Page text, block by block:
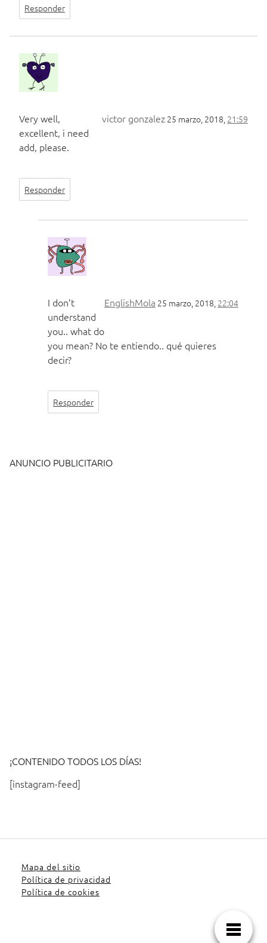
Responder
victor gonzalez 25 marzo, 2018, 21:59
Very well,
excellent, i need
add, please.
Responder
EnglishMola 25 marzo, 2018, 22:04
I don’t
understand
you.. what do
you mean? No te entiendo.. qué quieres
decir?
Responder
ANUNCIO PUBLICITARIO
¡CONTENIDO TODOS LOS DÍAS!
[instagram-feed]
Mapa del sitio
Política de privacidad
Política de cookies